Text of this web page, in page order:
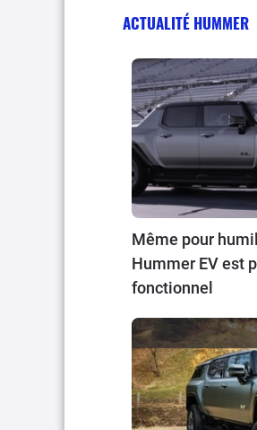
ACTUALITÉ HUMMER
Même pour
Hummer EV est
fonctionnel